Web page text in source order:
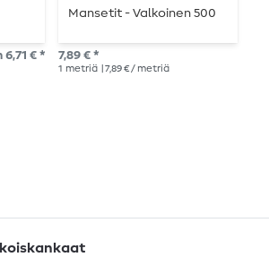
€ *
Mansetit - Valkoinen 500
7,89 € *
1 metriä | 7,89 € / metriä